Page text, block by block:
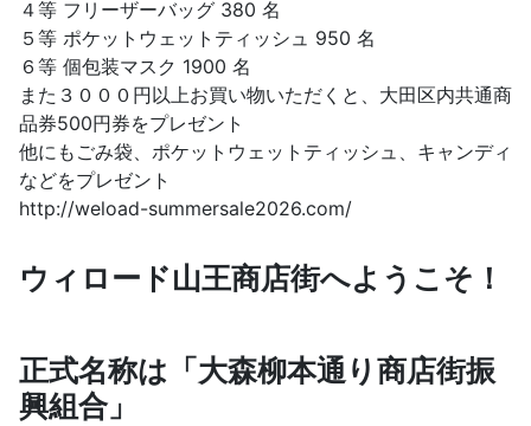
４等 フリーザーバッグ 380 名
５等 ポケットウェットティッシュ 950 名
６等 個包装マスク 1900 名
また３０００円以上お買い物いただくと、大田区内共通商
品券500円券をプレゼント
他にもごみ袋、ポケットウェットティッシュ、キャンディ
などをプレゼント
http://weload-summersale2026.com/
ウィロード山王商店街へようこそ！
正式名称は「大森柳本通り商店街振
興組合」